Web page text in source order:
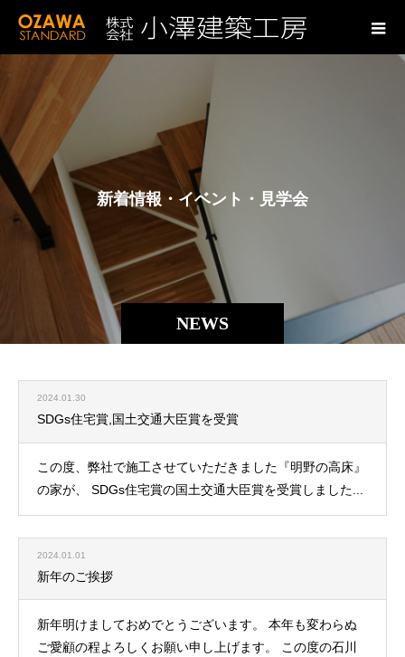
NEWS
新着情報 ・ イベン ト ・ 見学会
2024.01.30
SDGs住宅賞,国土交通大臣賞を受賞
この度、弊社で施工させていただきました『明野の高床』
の家が、 SDGs住宅賞の国土交通大臣賞を受賞しました...
2024.01.01
新年のご挨拶
新年明けましておめでとうございます。 本年も変わらぬ
ご愛顧の程よろしくお願い申し上げます。 この度の石川